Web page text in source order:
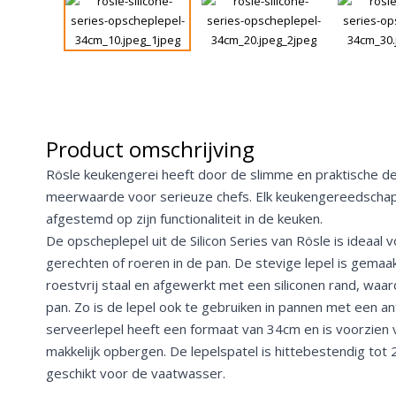
Product omschrijving
Rösle keukengerei heeft door de slimme en praktische
meerwaarde voor serieuze chefs. Elk
afgestemd op zijn functionaliteit in de keuken.
De opscheplepel uit de Silicon Series van Rösle is ideaal
gerechten of roeren in de pan. De stevige lepel is
roestvrij staal en afgewerkt met een siliconen rand,
pan. Zo is de lepel ook te gebruiken in pannen met een
serveerlepel heeft een formaat van 34cm en is voorzien
makkelijk opbergen. De lepelspatel is hittebestendig tot
geschikt voor de vaatwasser.